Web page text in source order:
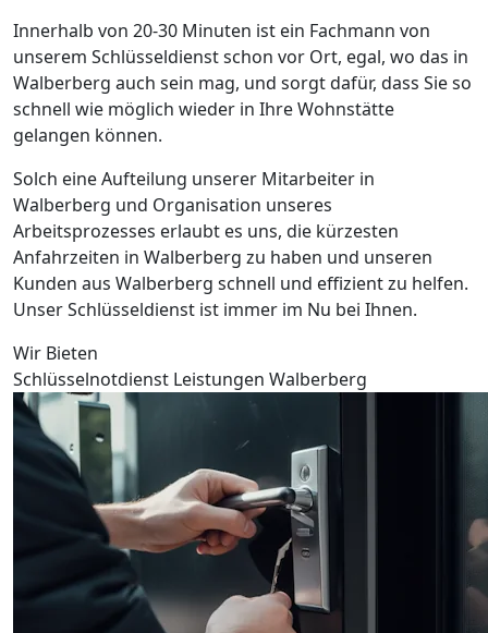
Innerhalb von 20-30 Minuten ist ein Fachmann von
unserem Schlüsseldienst schon vor Ort, egal, wo das in
Walberberg auch sein mag, und sorgt dafür, dass Sie so
schnell wie möglich wieder in Ihre Wohnstätte
gelangen können.
Solch eine Aufteilung unserer Mitarbeiter in
Walberberg und Organisation unseres
Arbeitsprozesses erlaubt es uns, die kürzesten
Anfahrzeiten in Walberberg zu haben und unseren
Kunden aus Walberberg schnell und effizient zu helfen.
Unser Schlüsseldienst ist immer im Nu bei Ihnen.
Wir Bieten
Schlüsselnotdienst Leistungen Walberberg